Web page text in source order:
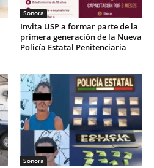
Sonora
Invita USP a formar parte de la
primera generación de la Nueva
Policía Estatal Penitenciaria
Sonora